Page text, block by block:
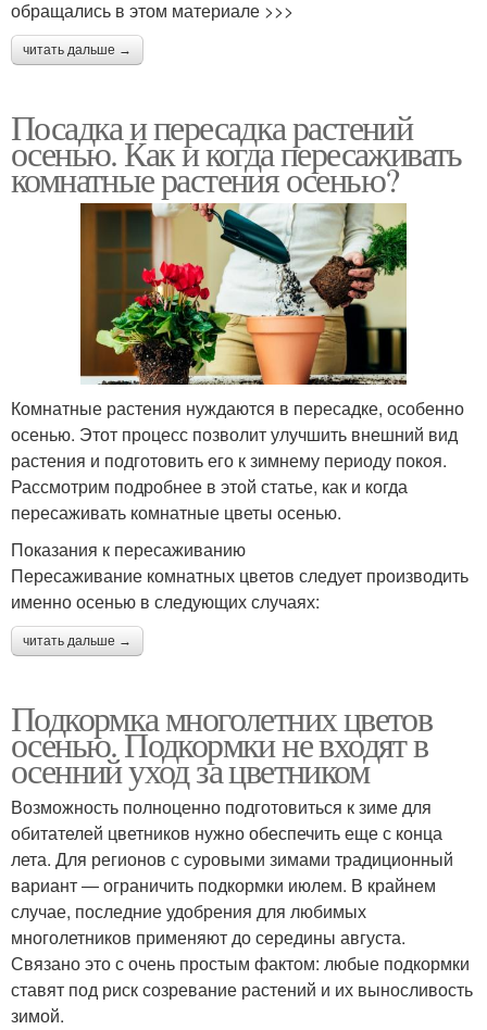
обращались в этом материале >>>
читать дальше →
Посадка и пересадка растений
осенью. Как и когда пересаживать
комнатные растения осенью?
Комнатные растения нуждаются в пересадке, особенно
осенью. Этот процесс позволит улучшить внешний вид
растения и подготовить его к зимнему периоду покоя.
Рассмотрим подробнее в этой статье, как и когда
пересаживать комнатные цветы осенью.
Показания к пересаживанию
Пересаживание комнатных цветов следует производить
именно осенью в следующих случаях:
читать дальше →
Подкормка многолетних цветов
осенью. Подкормки не входят в
осенний уход за цветником
Возможность полноценно подготовиться к зиме для
обитателей цветников нужно обеспечить еще с конца
лета. Для регионов с суровыми зимами традиционный
вариант — ограничить подкормки июлем. В крайнем
случае, последние удобрения для любимых
многолетников применяют до середины августа.
Связано это с очень простым фактом: любые подкормки
ставят под риск созревание растений и их выносливость
зимой.